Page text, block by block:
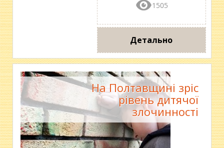
1505
Детально
На Полтавщині зріс
рівень дитячої
злочинності